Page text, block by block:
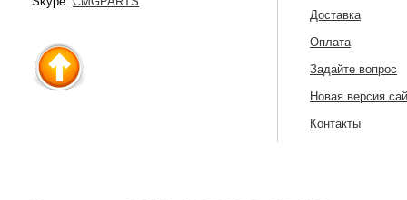
Доставка
Оплата
Задайте вопрос
Новая версия
Контакты